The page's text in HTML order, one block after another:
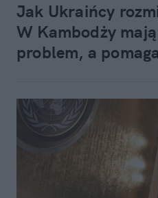
Jak Ukraińcy
W Kambodży
problem, a